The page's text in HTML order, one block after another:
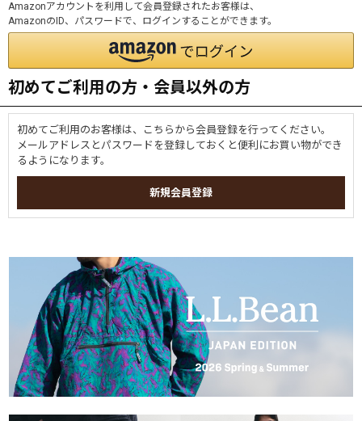
Amazonアカウントを利用して会員登録されたお客様は、
AmazonのID、パスワードで、ログインすることができます。
初めてご利用の方・会員以外の方
初めてご利用のお客様は、こちらから会員登録を行ってください。
メールアドレスとパスワードを登録しておくと便利にお買い物ができ
るようになります。